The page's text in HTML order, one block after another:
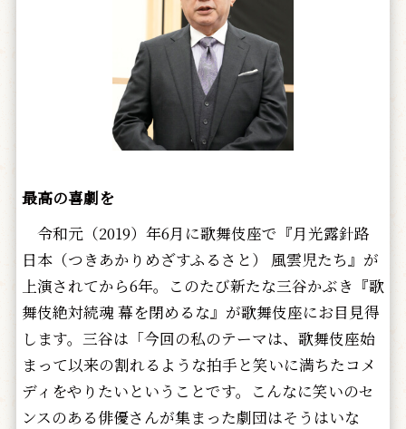
最高の喜劇を
令和元（2019）年6月に歌舞伎座で『月光露針路
日本（つきあかりめざすふるさと） 風雲児たち』が
上演されてから6年。このたび新たな三谷かぶき『歌
舞伎絶対続魂 幕を閉めるな』が歌舞伎座にお目見得
します。三谷は「今回の私のテーマは、歌舞伎座始
まって以来の割れるような拍手と笑いに満ちたコメ
ディをやりたいということです。こんなに笑いのセ
ンスのある俳優さんが集まった劇団はそうはいな